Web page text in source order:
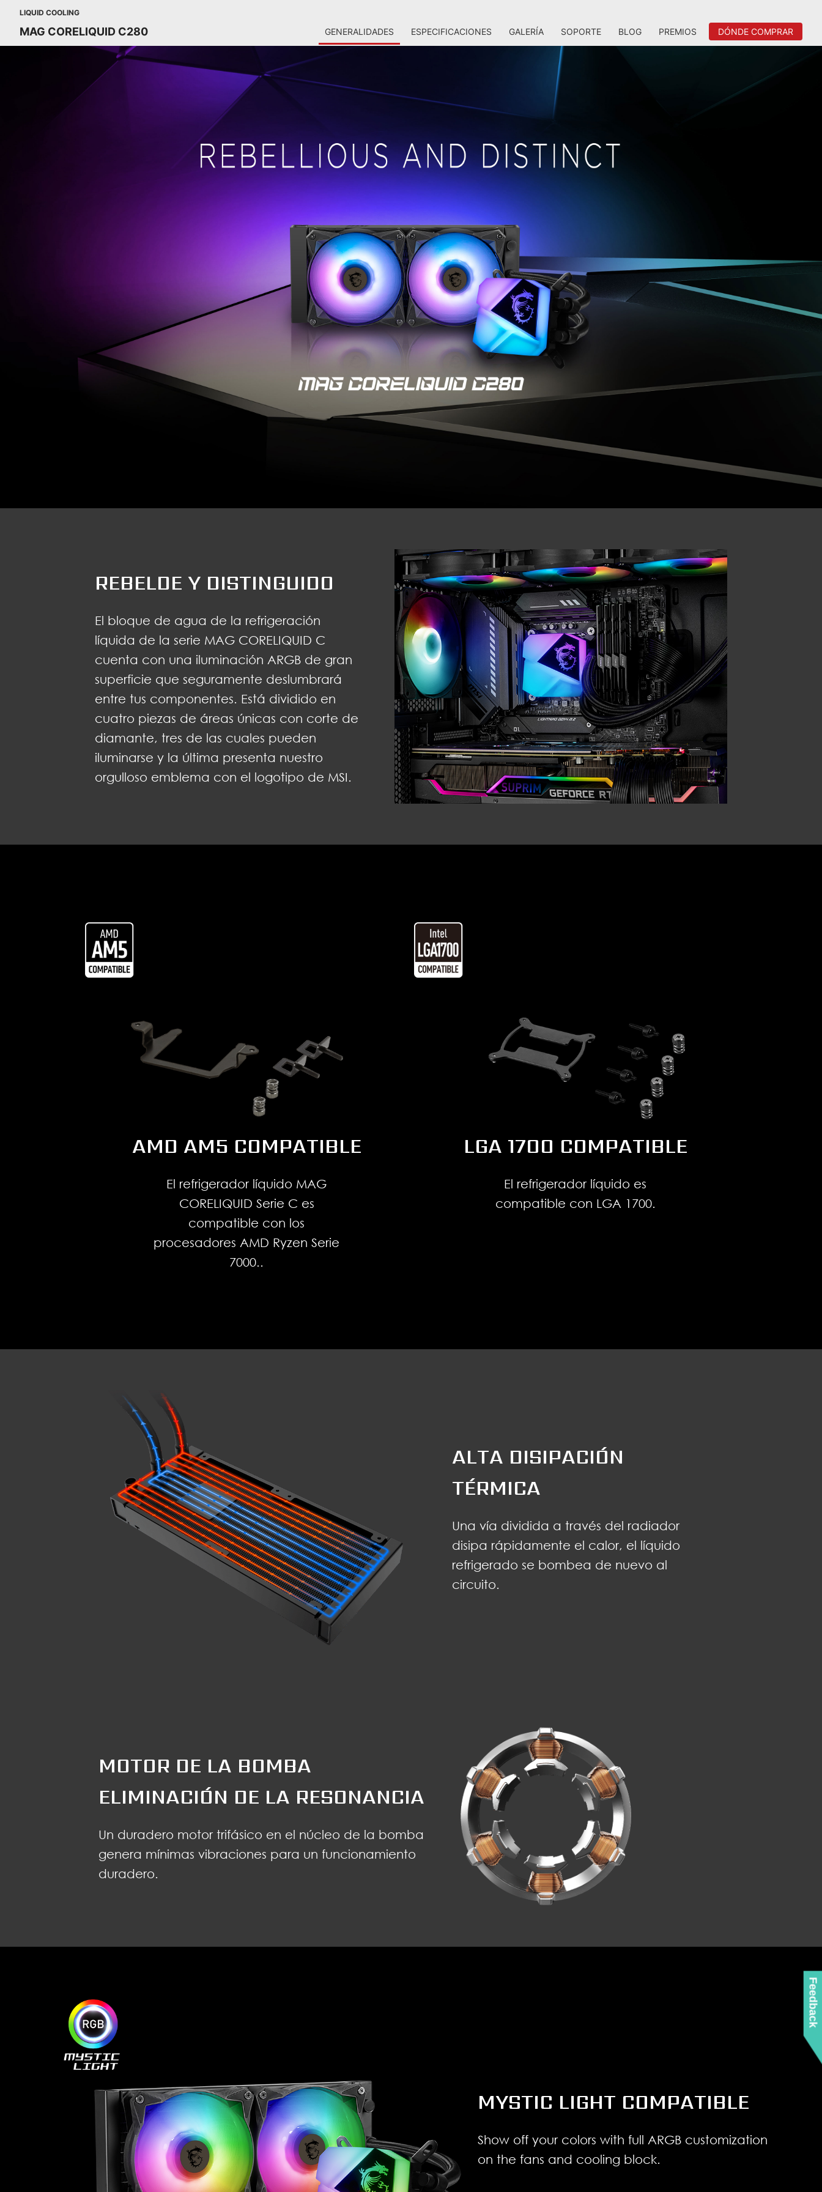
LIQUID COOLING
MAG CORELIQUID C280 GENERALIDADES ESPECIFICACIONES GALERÍA SOPORTE BLOG PREMIOS DÓNDE COMPRAR
REBELDE Y DISTINGUIDO
El bloque de agua de la refrigeración
líquida de la serie MAG CORELIQUID C
cuenta con una iluminación ARGB de gran
superficie que seguramente deslumbrará
entre tus componentes. Está dividido en
cuatro piezas de áreas únicas con corte de
diamante, tres de las cuales pueden
iluminarse y la última presenta nuestro
orgulloso emblema con el logotipo de MSI.
AMD AM5 COMPATIBLE
El refrigerador líquido MAG
CORELIQUID Serie C es
compatible con los
procesadores AMD Ryzen Serie
7000..
LGA 1700 COMPATIBLE
El refrigerador líquido es
compatible con LGA 1700.
ALTA DISIPACIÓN
TÉRMICA
Una vía dividida a través del radiador
disipa rápidamente el calor, el líquido
refrigerado se bombea de nuevo al
circuito.
MOTOR DE LA BOMBA
ELIMINACIÓN DE LA RESONANCIA
Un duradero motor trifásico en el núcleo de la bomba
genera mínimas vibraciones para un funcionamiento
duradero.
MYSTIC LIGHT COMPATIBLE
Show off your colors with full ARGB customization
on the fans and cooling block.
Feedback